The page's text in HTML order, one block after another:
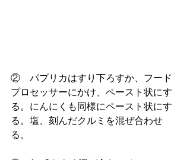
②　パプリカはすり下ろすか、フード
プロセッサーにかけ、ペースト状にす
る。にんにくも同様にペースト状にす
る。塩、刻んだクルミを混ぜ合わせ
る。